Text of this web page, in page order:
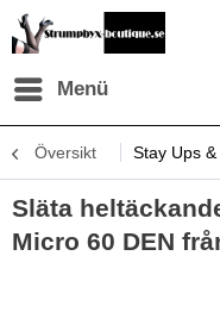
Menü
Översikt Stay Ups
Släta
Micro 60 DEN